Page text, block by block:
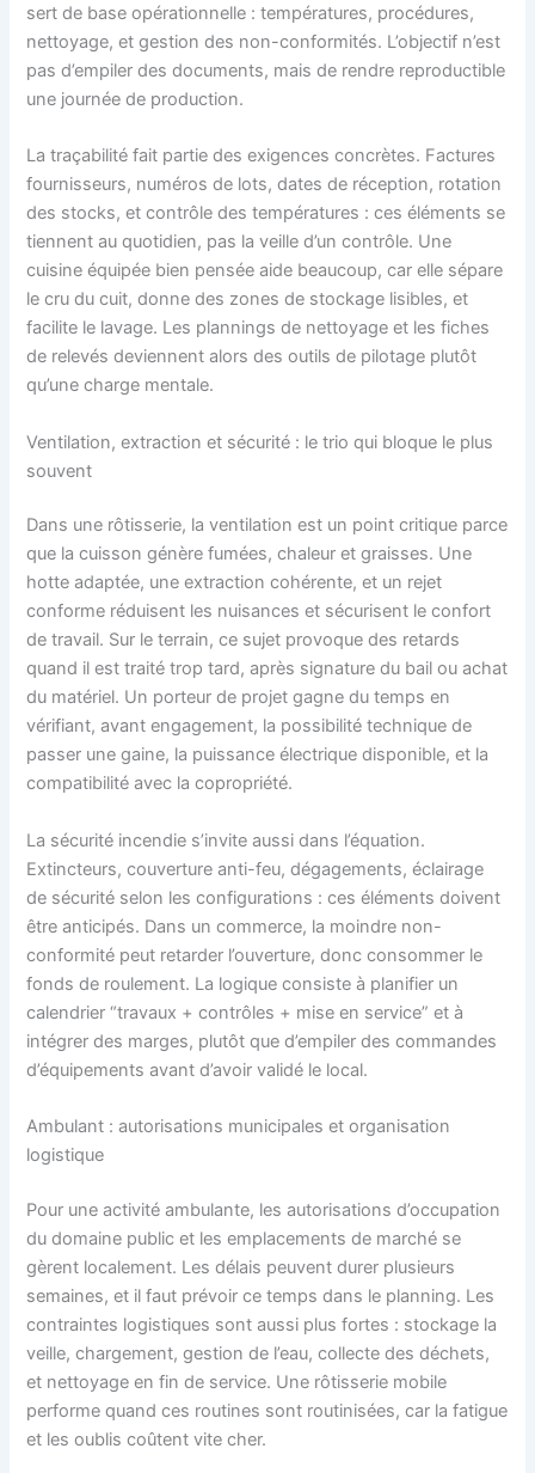
sert de base opérationnelle : températures, procédures,
nettoyage, et gestion des non-conformités. L’objectif n’est
pas d’empiler des documents, mais de rendre reproductible
une journée de production.
La traçabilité fait partie des exigences concrètes. Factures
fournisseurs, numéros de lots, dates de réception, rotation
des stocks, et contrôle des températures : ces éléments se
tiennent au quotidien, pas la veille d’un contrôle. Une
cuisine équipée bien pensée aide beaucoup, car elle sépare
le cru du cuit, donne des zones de stockage lisibles, et
facilite le lavage. Les plannings de nettoyage et les fiches
de relevés deviennent alors des outils de pilotage plutôt
qu’une charge mentale.
Ventilation, extraction et sécurité : le trio qui bloque le plus
souvent
Dans une rôtisserie, la ventilation est un point critique parce
que la cuisson génère fumées, chaleur et graisses. Une
hotte adaptée, une extraction cohérente, et un rejet
conforme réduisent les nuisances et sécurisent le confort
de travail. Sur le terrain, ce sujet provoque des retards
quand il est traité trop tard, après signature du bail ou achat
du matériel. Un porteur de projet gagne du temps en
vérifiant, avant engagement, la possibilité technique de
passer une gaine, la puissance électrique disponible, et la
compatibilité avec la copropriété.
La sécurité incendie s’invite aussi dans l’équation.
Extincteurs, couverture anti-feu, dégagements, éclairage
de sécurité selon les configurations : ces éléments doivent
être anticipés. Dans un commerce, la moindre non-
conformité peut retarder l’ouverture, donc consommer le
fonds de roulement. La logique consiste à planifier un
calendrier “travaux + contrôles + mise en service” et à
intégrer des marges, plutôt que d’empiler des commandes
d’équipements avant d’avoir validé le local.
Ambulant : autorisations municipales et organisation
logistique
Pour une activité ambulante, les autorisations d’occupation
du domaine public et les emplacements de marché se
gèrent localement. Les délais peuvent durer plusieurs
semaines, et il faut prévoir ce temps dans le planning. Les
contraintes logistiques sont aussi plus fortes : stockage la
veille, chargement, gestion de l’eau, collecte des déchets,
et nettoyage en fin de service. Une rôtisserie mobile
performe quand ces routines sont routinisées, car la fatigue
et les oublis coûtent vite cher.